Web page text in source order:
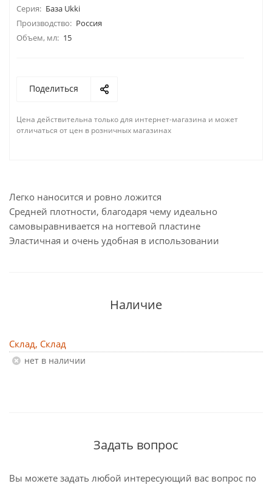
Серия: База Ukki
Производство: Россия
Объем, мл: 15
Поделиться
Цена действительна только для интернет-магазина и может
отличаться от цен в розничных магазинах
Легко наносится и ровно ложится
Средней плотности, благодаря чему идеально
самовыравнивается на ногтевой пластине
Эластичная и очень удобная в использовании
Наличие
Склад, Склад
Нет в наличии
Задать вопрос
Вы можете задать любой интересующий вас вопрос по